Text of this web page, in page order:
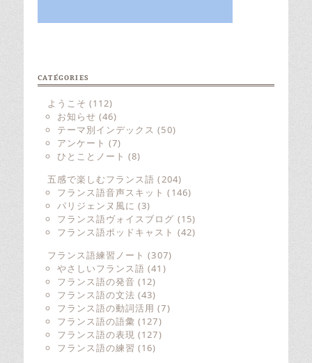
CATÉGORIES
ようこそ (112)
お知らせ (46)
テーマ別インデックス (50)
アンケート (7)
ひとことノート (8)
五感で楽しむフランス語 (204)
フランス語音声スキット (146)
パリジェンヌ風に (3)
フランス語ヴォイスブログ (15)
フランス語ポッドキャスト (42)
フランス語練習ノート (307)
やさしいフランス語 (41)
フランス語の発音 (12)
フランス語の文法 (43)
フランス語の動詞活用 (7)
フランス語の語彙 (127)
フランス語の表現 (127)
フランス語の練習 (16)